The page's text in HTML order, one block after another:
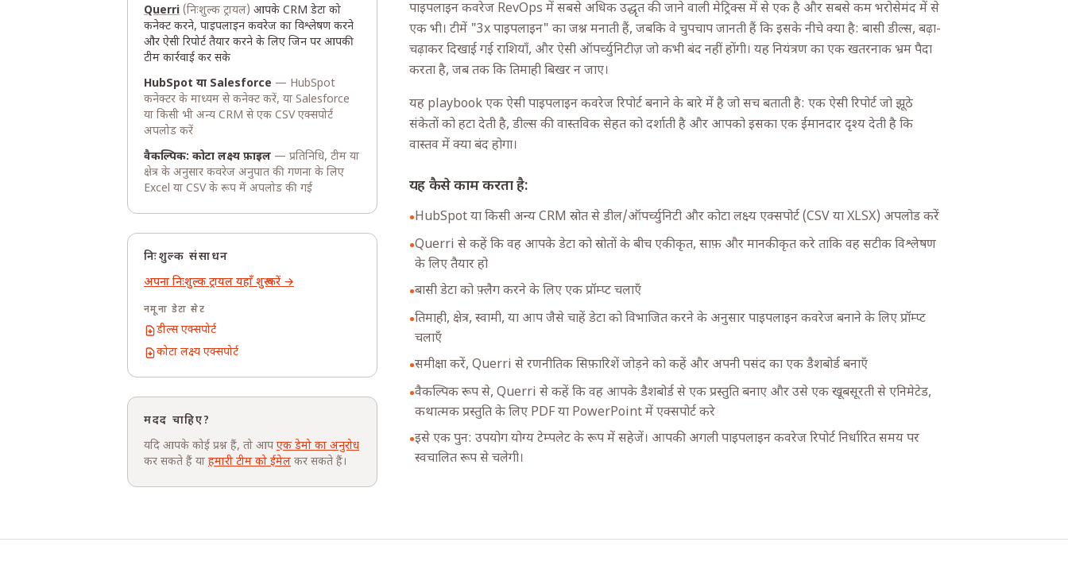
Querri (निःशुल्क ट्रायल) आपके CRM डेटा को
कनेक्ट करने, पाइपलाइन कवरेज का विश्लेषण करने
और ऐसी रिपोर्ट तैयार करने के लिए जिन पर आपकी
टीम कार्रवाई कर सके
HubSpot या Salesforce — HubSpot
कनेक्टर के माध्यम से कनेक्ट करें, या Salesforce
या किसी भी अन्य CRM से एक CSV एक्सपोर्ट
अपलोड करें
वैकल्पिक: कोटा लक्ष्य फ़ाइल — प्रतिनिधि, टीम या
क्षेत्र के अनुसार कवरेज अनुपात की गणना के लिए
Excel या CSV के रूप में अपलोड की गई
निःशुल्क संसाधन
अपना निःशुल्क ट्रायल यहाँ शुरू करें →
नमूना डेटा सेट
डील्स एक्सपोर्ट
कोटा लक्ष्य एक्सपोर्ट
मदद चाहिए?
यदि आपके कोई प्रश्न हैं, तो आप एक डेमो का अनुरोध
कर सकते हैं या हमारी टीम को ईमेल कर सकते हैं।
पाइपलाइन कवरेज RevOps में सबसे अधिक उद्धृत की जाने वाली मेट्रिक्स में से एक है और सबसे कम भरोसेमंद में से
एक भी। टीमें "3x पाइपलाइन" का जश्न मनाती हैं, जबकि वे चुपचाप जानती हैं कि इसके नीचे क्या है: बासी डील्स, बढ़ा-
चढ़ाकर दिखाई गई राशियाँ, और ऐसी ऑपर्च्युनिटीज़ जो कभी बंद नहीं होंगी। यह नियंत्रण का एक खतरनाक भ्रम पैदा
करता है, जब तक कि तिमाही बिखर न जाए।
यह playbook एक ऐसी पाइपलाइन कवरेज रिपोर्ट बनाने के बारे में है जो सच बताती है: एक ऐसी रिपोर्ट जो झूठे
संकेतों को हटा देती है, डील्स की वास्तविक सेहत को दर्शाती है और आपको इसका एक ईमानदार दृश्य देती है कि
वास्तव में क्या बंद होगा।
यह कैसे काम करता है:
•HubSpot या किसी अन्य CRM स्रोत से डील/ऑपर्च्युनिटी और कोटा लक्ष्य एक्सपोर्ट (CSV या XLSX) अपलोड करें
•Querri से कहें कि वह आपके डेटा को स्रोतों के बीच एकीकृत, साफ़ और मानकीकृत करे ताकि वह सटीक विश्लेषण
के लिए तैयार हो
•बासी डेटा को फ़्लैग करने के लिए एक प्रॉम्प्ट चलाएँ
•तिमाही, क्षेत्र, स्वामी, या आप जैसे चाहें डेटा को विभाजित करने के अनुसार पाइपलाइन कवरेज बनाने के लिए प्रॉम्प्ट
चलाएँ
•समीक्षा करें, Querri से रणनीतिक सिफ़ारिशें जोड़ने को कहें और अपनी पसंद का एक डैशबोर्ड बनाएँ
•वैकल्पिक रूप से, Querri से कहें कि वह आपके डैशबोर्ड से एक प्रस्तुति बनाए और उसे एक खूबसूरती से एनिमेटेड,
कथात्मक प्रस्तुति के लिए PDF या PowerPoint में एक्सपोर्ट करे
•इसे एक पुन: उपयोग योग्य टेम्पलेट के रूप में सहेजें। आपकी अगली पाइपलाइन कवरेज रिपोर्ट निर्धारित समय पर
स्वचालित रूप से चलेगी।